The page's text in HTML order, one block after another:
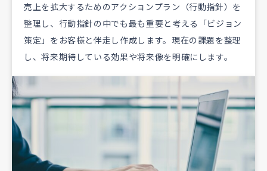
売上を拡大するためのアクションプラン（行動指針）を
整理し、行動指針の中でも最も重要と考える「ビジョン
策定」をお客様と伴走し作成します。現在の課題を整理
し、将来期待している効果や将来像を明確にします。